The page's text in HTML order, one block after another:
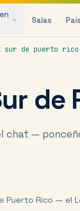
Salas
sur de puerto rico
de
chat —
Puerto Rico — el